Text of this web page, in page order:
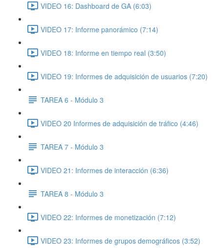
VIDEO 16: Dashboard de GA (6:03)
VIDEO 17: Informe panorámico (7:14)
VIDEO 18: Informe en tiempo real (3:50)
VIDEO 19: Informes de adquisición de usuarios (7:20)
TAREA 6 - Módulo 3
VIDEO 20 Informes de adquisición de tráfico (4:46)
TAREA 7 - Módulo 3
VIDEO 21: Informes de interacción (6:36)
TAREA 8 - Módulo 3
VIDEO 22: Informes de monetización (7:12)
VIDEO 23: Informes de grupos demográficos (3:52)